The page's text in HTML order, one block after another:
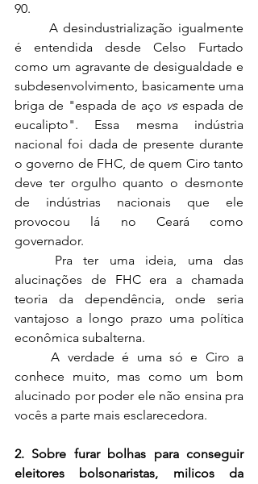
90.
é entendida desde Celso Furtado
como um agravante de desigualdade e
subdesenvolvimento, basicamente uma
briga de "espada de aço vs espada de
eucalipto". Essa mesma indústria
nacional foi dada de presente durante
o governo de FHC, de quem Ciro tanto
deve ter orgulho quanto o desmonte
de indústrias nacionais que ele
provocou lá no Ceará como
governador.
alucinações de FHC era a chamada
teoria da dependência, onde seria
vantajoso a longo prazo uma política
econômica subalterna.
	A verdade é uma só e Ciro a
conhece muito, mas como um bom
alucinado por poder ele não ensina pra
vocês a parte mais esclarecedora.
2. Sobre furar bolhas para conseguir
eleitores bolsonaristas, milicos da